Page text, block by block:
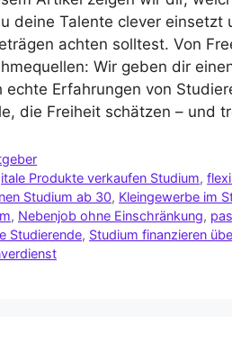
deine Talente clever einsetzt
achten solltest. Von
Wir geben dir
echte Erfahrungen von
die Freiheit schätzen – und
Produkte verkaufen Studium,
Studium ab 30, Kleingewerbe im
, Nebenjob ohne Einschränkung,
Studierende, Studium finanzieren